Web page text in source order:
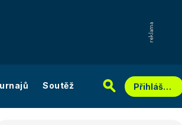
Soutěž Přihlášení